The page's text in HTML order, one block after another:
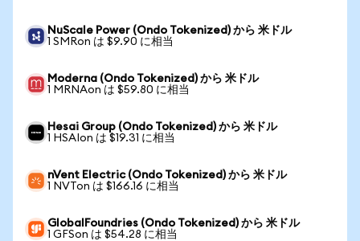
NuScale Power (Ondo Tokenized) から 米ドル
1 SMRon は $9.90 に相当
Moderna (Ondo Tokenized) から 米ドル
1 MRNAon は $59.80 に相当
Hesai Group (Ondo Tokenized) から 米ドル
1 HSAIon は $19.31 に相当
nVent Electric (Ondo Tokenized) から 米ドル
1 NVTon は $166.16 に相当
GlobalFoundries (Ondo Tokenized) から 米ドル
1 GFSon は $54.28 に相当